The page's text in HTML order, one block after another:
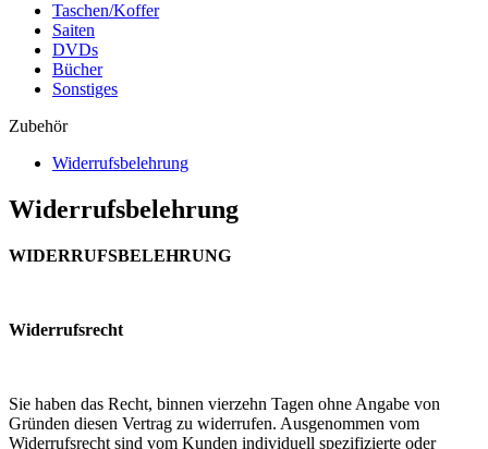
Taschen/Koffer
Saiten
DVDs
Bücher
Sonstiges
Zubehör
Widerrufsbelehrung
Widerrufsbelehrung
WIDERRUFSBELEHRUNG
Widerrufsrecht
Sie haben das Recht, binnen vierzehn Tagen ohne Angabe von
Gründen diesen Vertrag zu widerrufen. Ausgenommen vom
Widerrufsrecht sind vom Kunden individuell spezifizierte oder